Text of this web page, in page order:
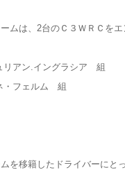
ムは、2台のＣ３ＷＲＣをエ
リアン.イングラシア 組
・フェルム 組
を移籍したドライバーにと